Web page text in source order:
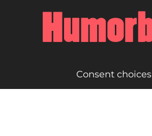
Consent choices